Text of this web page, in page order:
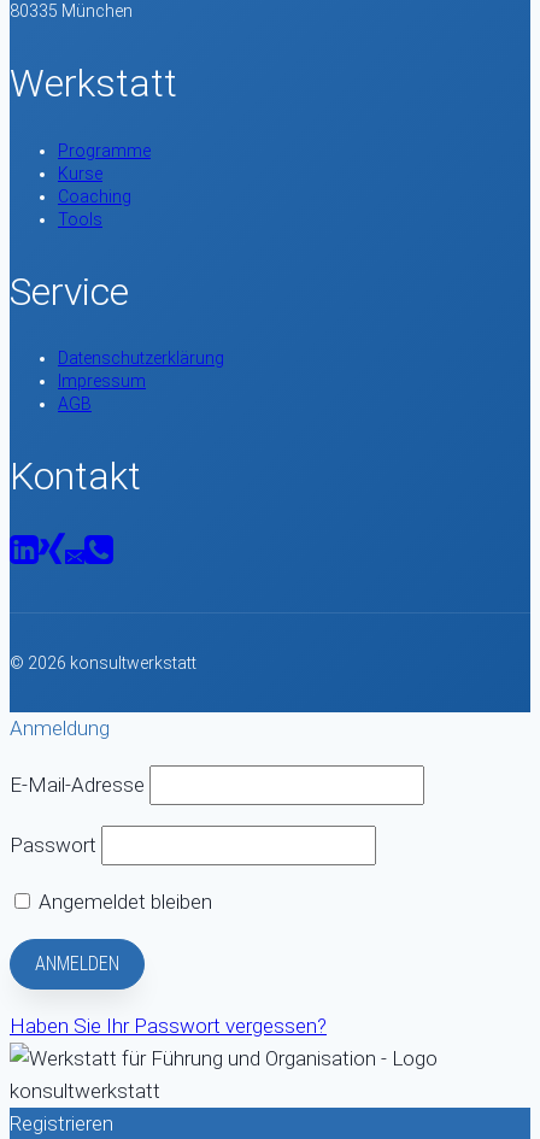
80335 München
Werkstatt
Programme
Kurse
Coaching
Tools
Service
Datenschutzerklärung
Impressum
AGB
Kontakt
© 2026 konsultwerkstatt
Anmeldung
E-Mail-Adresse
Passwort
Angemeldet bleiben
Haben Sie Ihr Passwort vergessen?
Registrieren